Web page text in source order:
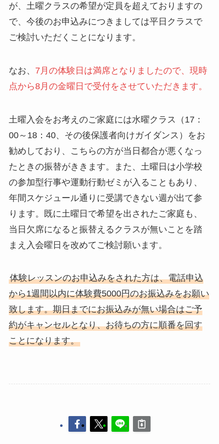
が、土曜クラスの希望が定員を超えておりますの
で、今後のお申込みにつきましては平日クラスで
ご検討いただくことになります。
なお、 7月の体験日は満席となりましたので、現時
点から8月の金曜日で受付をさせていただきます。
土曜入会をお考えのご家庭には水曜クラス（17：
00～18：40、その後保護者向けガイダンス）をお
勧めしており、こちらの方が当日都合が悪くなっ
たときの振替がききます。また、土曜日は小学校
の参加型行事や運動行動ゼミが入ることもあり、
年間スケジュール通りに受講できない週が出て参
ります。既に土曜日で希望を出されたご家庭も、
当日欠席になると振替えるクラスが無いことを踏
まえ入会曜日を改めてご検討願います。
体験レッスンのお申込みをされた方は、電話申込
から1週間以内に体験費5000円のお振込みをお願い
致します。期日までにお振込みが無い場合はご予
約がキャンセルとなり、お待ちの方に順番を回す
ことになります。